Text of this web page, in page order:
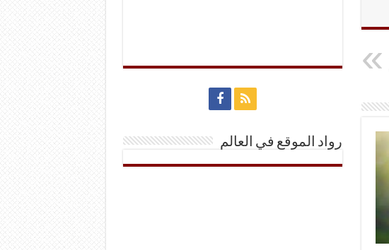
رواد الموقع في العالم